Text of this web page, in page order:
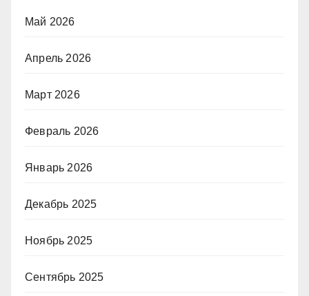
Май 2026
Апрель 2026
Март 2026
Февраль 2026
Январь 2026
Декабрь 2025
Ноябрь 2025
Сентябрь 2025